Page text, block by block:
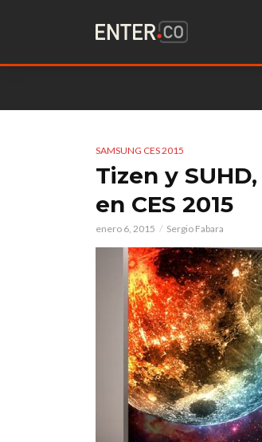
SAMSUNG CES 2015
Tizen y
en CES 2015
enero 6, 2015 Sergio Fabara